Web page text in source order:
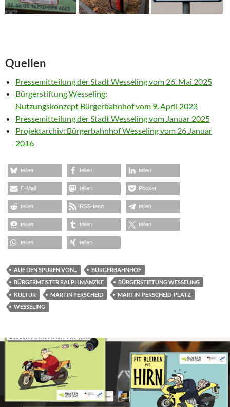
Quellen
Pressemitteilung der Stadt Wesseling vom 26. Mai 2025
Bürgerstiftung Wesseling:
Nutzungskonzept Bürgerbahnhof vom 9. April 2023
Pressemitteilung der Stadt Wesseling vom Januar 2025
Projektarchiv: Bürgerbahnhof Wesseling vom 26 Januar
2016
teilen teilen teilen
E-Mail teilen Pocket
teilen RSS-feed teilen
teilen teilen teilen
teilen teilen
AUF DEN SPUREN VON...
BÜRGERBAHNHOF
BÜRGERMEISTER RALPH MANZKE
BÜRGERSTIFTUNG WESSELING
KULTUR
MARTIN PERSCHEID
MARTIN-PERSCHEID-PLATZ
WESSELING